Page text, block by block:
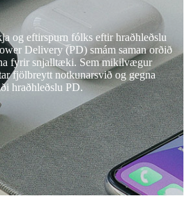
og eftirspurn fólks eftir hraðhleðslu
Delivery (PD) smám saman orðið
fyrir snjalltæki. Sem mikilvægur
fjölbreytt notkunarsvið og gegna
hraðhleðslu PD.